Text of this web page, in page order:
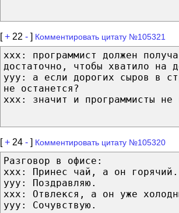
[+ 22 - ] Комментировать цитату №105321
xxx: программист должен
достаточно, чтобы хватило на
yyy: а если дорогих сыров в
не останется?
xxx: значит и программисты не
[+ 24 - ] Комментировать цитату №105320
Разговор в офисе:
ххх: Принес чай, а он горячий.
ууу: Поздравляю.
ххх: Отвлекся, а он уже
ууу: Сочувствую.